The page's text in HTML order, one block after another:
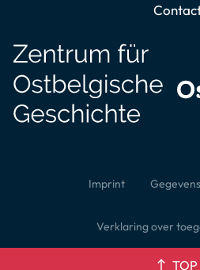
Imprint
Verklaring over
TOP